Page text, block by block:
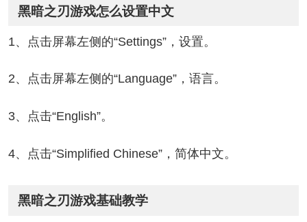
黑暗之刃游戏怎么设置中文
1、点击屏幕左侧的“Settings”，设置。
2、点击屏幕左侧的“Language”，语言。
3、点击“English”。
4、点击“Simplified Chinese”，简体中文。
黑暗之刃游戏基础教学